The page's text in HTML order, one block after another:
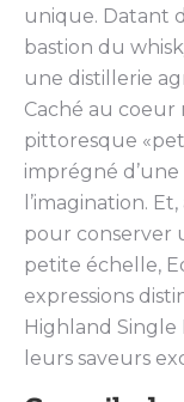
unique. Datant
bastion du
une distillerie
Caché au coeur
pittoresque
imprégné
l’imagination.
pour conserver
petite échelle,
expressions
Highland Single
leurs saveurs